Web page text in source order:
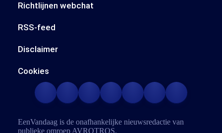
Richtlijnen webchat
RSS-feed
Disclaimer
Cookies
EenVandaag is de onafhankelijke nieuwsredactie van
publieke omroep AVROTROS.